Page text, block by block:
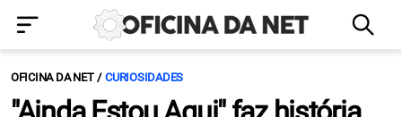
OFICINA DA NET CURIOSIDADES